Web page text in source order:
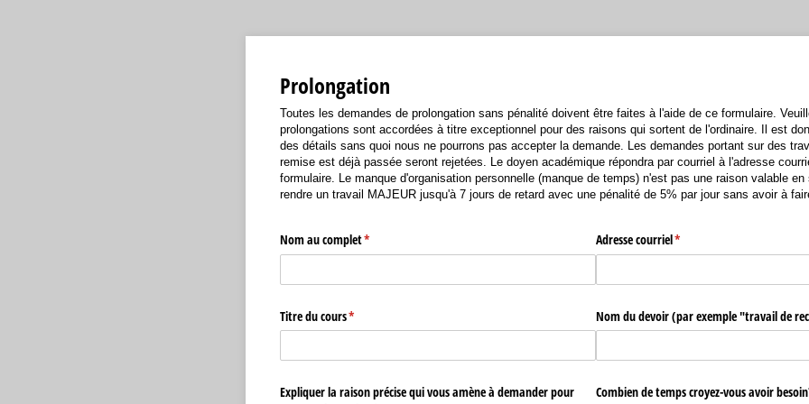
Prolongation
Toutes les demandes de prolongation sans pénalité doivent être faites à l'aide de ce formulaire.
prolongations sont accordées à titre exceptionnel pour des raisons qui sortent de l'ordinaire. Il est
des détails sans quoi nous ne pourrons pas accepter la demande. Les demandes portant sur des
remise est déjà passée seront rejetées. Le doyen académique répondra par courriel à l'adresse
formulaire. Le manque d'organisation personnelle (manque de temps) n'est pas une raison valable
rendre un travail MAJEUR jusqu'à 7 jours de retard avec une pénalité de 5% par jour sans avoir à
Nom au complet*
(requis) Adresse courriel*
(requis)
Titre du cours*
(requis) Nom du devoir (par exemple "travail de
Expliquer la raison précise qui vous amène à demander pour
Combien de temps croyez-vous avoir